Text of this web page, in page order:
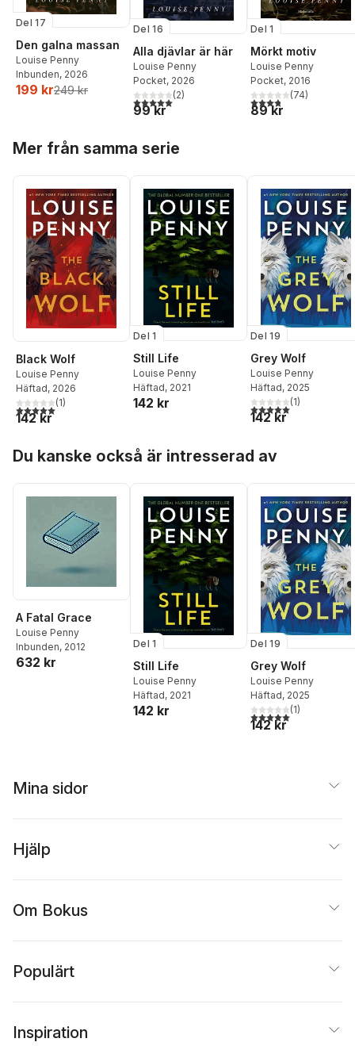
Del 17
Den galna massan
Louise Penny
Inbunden, 2026
199 kr249 kr
Del 16
Alla djävlar är här
Louise Penny
Pocket, 2026
5,0utav 5 stjärnor. Totalt antal röster:
(2)
99 kr
Del 1
Mörkt motiv
Louise Penny
Pocket, 2016
3,8utav 5 stjärnor.
(74)
89 kr
Mer från samma serie
Black Wolf
Louise Penny
Häftad, 2026
5,0utav 5 stjärnor. Totalt antal röster:
(1)
142 kr
Del 1
Still Life
Louise Penny
Häftad, 2021
142 kr
Del 19
Grey Wolf
Louise Penny
Häftad, 2025
5,0utav 5 stjärnor.
(1)
142 kr
Du kanske också är intresserad av
A Fatal Grace
Louise Penny
Inbunden, 2012
632 kr
Del 1
Still Life
Louise Penny
Häftad, 2021
142 kr
Del 19
Grey Wolf
Louise Penny
Häftad, 2025
5,0utav 5 stjärnor.
(1)
142 kr
Mina sidor
Hjälp
Om Bokus
Populärt
Inspiration